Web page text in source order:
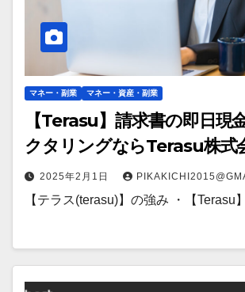
マネー・副業 マネー・資産・副業
【Terasu】請求書の即日現
クタリングならTerasu株式
2025年2月1日
【テラス(terasu)】の強み ・【Terasu